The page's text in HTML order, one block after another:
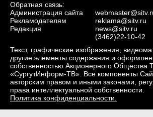
Обратная связь:
Администрация сайта
Рекламодателям
Редакция
reklama@sitv.ru
news@sitv.ru
(3462)22-10-42
Текст, графические изображения,
другие элементы содержания и
собственностью Акционерного Общества
«СургутИнформ-ТВ». Все компоненты
авторским правом и иными законами,
права интеллектуальной собственности.
Политика конфиденциальности.